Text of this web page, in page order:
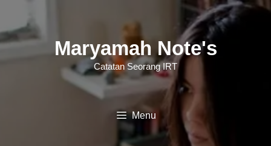
ke
Maryamah Note's
Catatan Seorang IRT
Menu